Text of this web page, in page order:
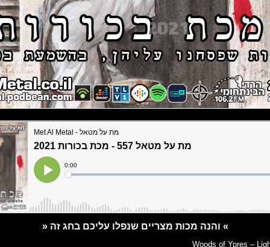
» והנה מכות מצריים שנפלו עליכם בחג זה «